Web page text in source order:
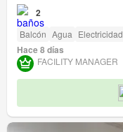
2
Balcón Agua Electricidad
Hace 8 días
FACILITY MANAGER